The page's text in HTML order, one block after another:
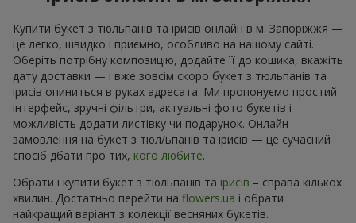
Купити букет з тюльпанів та ірисів онлайн в м. Запоріжжя —
це легко, швидко і приємно, особливо на нашому сайті.
Оберіть потрібну композицію, додайте її до кошика, вкажіть
дату доставки — і вже зовсім скоро букет з тюльпанів та
ірисів опиниться в руках адресата. Ми пропонуємо простий
інтерфейс, зручні фільтри, актуальні фото букетів і
можливість додати листівку чи подарунок. Онлайн-
замовлення на букет з тюл/ьпанів та ірисів — це сучасний
спосіб дбати про тих, кого любите.
Обрати і купити букет з тюльпанів та ірисів – справа кількох
хвилин. Достатньо перейти на flowers.ua і обрати
найкращий варіант з колекції весняних букетів.